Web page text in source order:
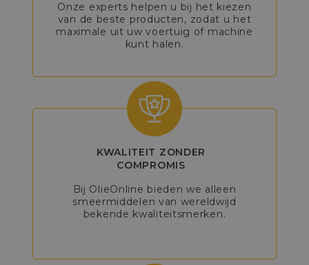
Onze experts helpen u bij het kiezen
van de beste producten, zodat u het
maximale uit uw voertuig of machine
kunt halen.
KWALITEIT ZONDER
COMPROMIS
Bij OlieOnline bieden we alleen
smeermiddelen van wereldwijd
bekende kwaliteitsmerken.